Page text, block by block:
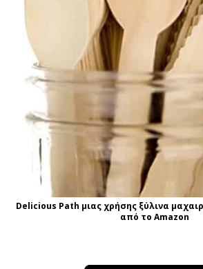
Delicious Path μιας χρήσης ξύλινα
από το Amazon